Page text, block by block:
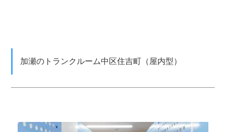
加瀬のトランクルーム中区住吉町（屋内型）